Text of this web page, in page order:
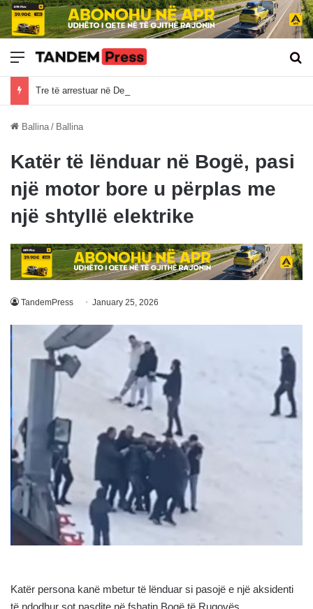
Meny
Ballina / Ballina
Katër të lënduar në Bogë, pasi
një motor bore u përplas me
një shtyllë elektrike
TandemPress January 25, 2026
Katër persona kanë mbetur të lënduar si pasojë e një aksidenti
të ndodhur sot pasdite në fshatin Bogë të Rugovës.